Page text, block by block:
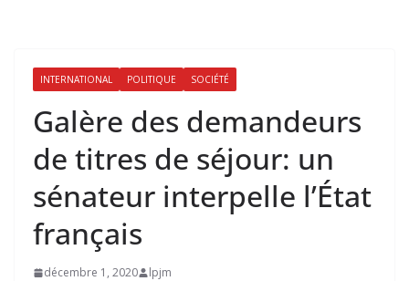
INTERNATIONAL POLITIQUE SOCIÉTÉ
Galère des demandeurs
de titres de séjour: un
sénateur interpelle l’État
français
décembre 1, 2020 lpjm